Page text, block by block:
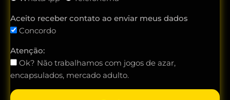
Aceito receber contato ao enviar meus dados
Concordo
Atenção:
Ok? Não trabalhamos com jogos de azar,
encapsulados, mercado adulto.